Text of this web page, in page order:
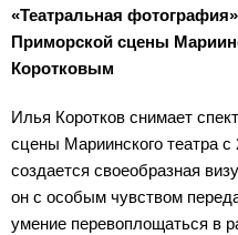
«Театральная
Приморской сцены
Коротковым
Илья Коротков снимает
сцены Мариинского театра
создается своеобразная
он с особым чувством
умение перевоплощаться в